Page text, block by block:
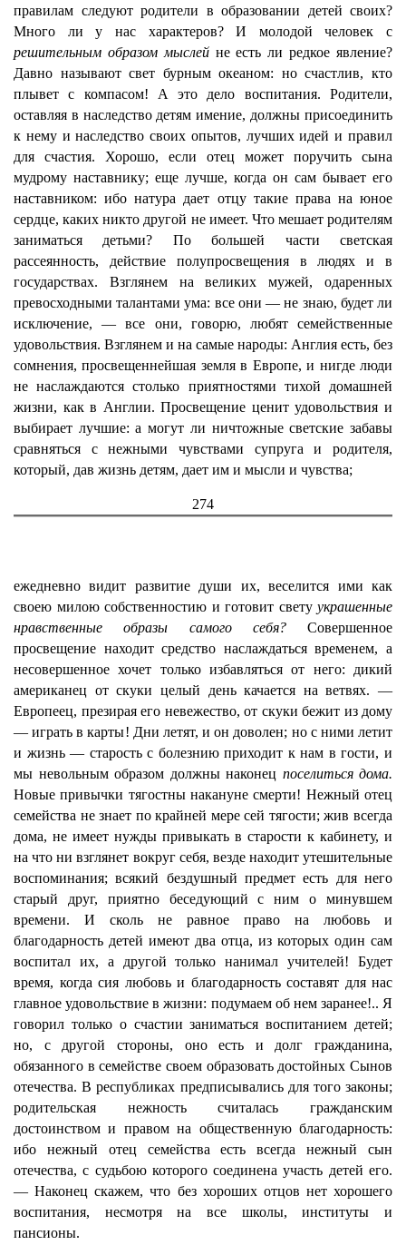
правилам следуют родители в образовании детей своих?
Много ли у нас характеров? И молодой человек с
решительным образом мыслейне есть ли редкое явление?
Давно называют свет бурным океаном: но счастлив, кто
плывет с компасом! А это дело воспитания. Родители,
оставляя в наследство детям имение, должны присоединить
к нему и наследство своих опытов, лучших идей и правил
для счастия. Хорошо, если отец может поручить сына
мудрому наставнику; еще лучше, когда он сам бывает его
наставником: ибо натура дает отцу такие права на юное
сердце, каких никто другой не имеет. Что мешает родителям
заниматься детьми? По большей части светская
рассеянность, действие полупросвещения в людях и в
государствах. Взглянем на великих мужей, одаренных
превосходными талантами ума: все они — не знаю, будет ли
исключение, — все они, говорю, любят семейственные
удовольствия. Взглянем и на самые народы: Англия есть, без
сомнения, просвещеннейшая земля в Европе, и нигде люди
не наслаждаются столько приятностями тихой домашней
жизни, как в Англии. Просвещение ценит удовольствия и
выбирает лучшие: а могут ли ничтожные светские забавы
сравняться с нежными чувствами супруга и родителя,
который, дав жизнь детям, дает им и мысли и чувства;
274
ежедневно видит развитие души их, веселится ими как
своею милою собственностию и готовит свету украшенные
нравственные образы самого себя?Совершенное
просвещение находит средство наслаждаться временем, а
несовершенное хочет только избавляться от него: дикий
американец от скуки целый день качается на ветвях. —
Европеец, презирая его невежество, от скуки бежит из дому
— играть в карты! Дни летят, и он доволен; но с ними летит
и жизнь — старость с болезнию приходит к нам в гости, и
мы невольным образом должны наконец поселиться дома.
Новые привычки тягостны накануне смерти! Нежный отец
семейства не знает по крайней мере сей тягости; жив всегда
дома, не имеет нужды привыкать в старости к кабинету, и
на что ни взглянет вокруг себя, везде находит утешительные
воспоминания; всякий бездушный предмет есть для него
старый друг, приятно беседующий с ним о минувшем
времени. И сколь не равное право на любовь и
благодарность детей имеют два отца, из которых один сам
воспитал их, а другой только нанимал учителей! Будет
время, когда сия любовь и благодарность составят для нас
главное удовольствие в жизни: подумаем об нем заранее!.. Я
говорил только о счастии заниматься воспитанием детей;
но, с другой стороны, оно есть и долг гражданина,
обязанного в семействе своем образовать достойных Сынов
отечества. В республиках предписывались для того законы;
родительская нежность считалась гражданским
достоинством и правом на общественную благодарность:
ибо нежный отец семейства есть всегда нежный сын
отечества, с судьбою которого соединена участь детей его.
— Наконец скажем, что без хороших отцов нет хорошего
воспитания, несмотря на все школы, институты и
пансионы.